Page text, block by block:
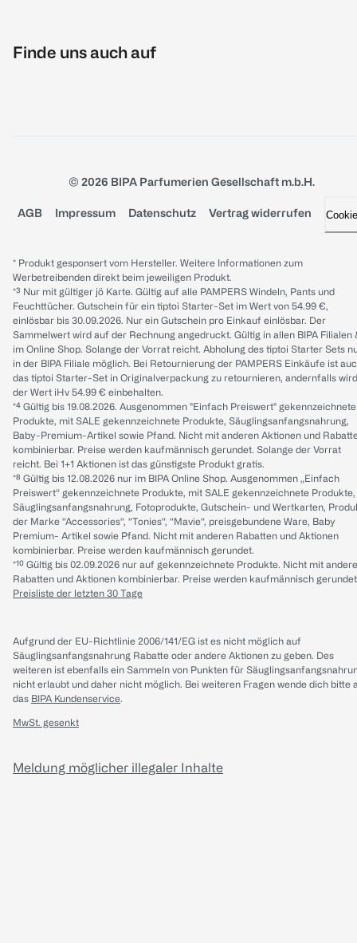
Finde uns auch auf
© 2026 BIPA Parfumerien Gesellschaft m.b.H.
AGB Impressum Datenschutz Vertrag widerrufen
* Produkt gesponsert vom Hersteller. Weitere Informationen zum
Werbetreibenden direkt beim jeweiligen Produkt.
*³ Nur mit gültiger jö Karte. Gültig auf alle PAMPERS Windeln, Pants und
Feuchttücher. Gutschein für ein tiptoi Starter-Set im Wert von 54.99 €,
einlösbar bis 30.09.2026. Nur ein Gutschein pro Einkauf einlösbar. Der
Sammelwert wird auf der Rechnung angedruckt. Gültig in allen BIPA Filialen
im Online Shop. Solange der Vorrat reicht. Abholung des tiptoi Starter Sets
in der BIPA Filiale möglich. Bei Retournierung der PAMPERS Einkäufe ist
das tiptoi Starter-Set in Originalverpackung zu retournieren, andernfalls wird
der Wert iHv 54.99 € einbehalten.
*⁴ Gültig bis 19.08.2026. Ausgenommen "Einfach Preiswert" gekennzeichnete
Produkte, mit SALE gekennzeichnete Produkte, Säuglingsanfangsnahrung,
Baby-Premium-Artikel sowie Pfand. Nicht mit anderen Aktionen und
kombinierbar. Preise werden kaufmännisch gerundet. Solange der Vorrat
reicht. Bei 1+1 Aktionen ist das günstigste Produkt gratis.
*⁸ Gültig bis 12.08.2026 nur im BIPA Online Shop. Ausgenommen „Einfach
Preiswert“ gekennzeichnete Produkte, mit SALE gekennzeichnete Produkte,
Säuglingsanfangsnahrung, Fotoprodukte, Gutschein- und Wertkarten,
der Marke “Accessories“, “Tonies“, “Mavie“, preisgebundene Ware, Baby
Premium- Artikel sowie Pfand. Nicht mit anderen Rabatten und Aktionen
kombinierbar. Preise werden kaufmännisch gerundet.
*¹⁰ Gültig bis 02.09.2026 nur auf gekennzeichnete Produkte. Nicht mit
Rabatten und Aktionen kombinierbar. Preise werden kaufmännisch
Preisliste der letzten 30 Tage
Aufgrund der EU-Richtlinie 2006/141/EG ist es nicht möglich auf
Säuglingsanfangsnahrung Rabatte oder andere Aktionen zu geben. Des
weiteren ist ebenfalls ein Sammeln von Punkten für
nicht erlaubt und daher nicht möglich. Bei weiteren Fragen wende dich bitte
das BIPA Kundenservice.
MwSt. gesenkt
Meldung möglicher illegaler Inhalte